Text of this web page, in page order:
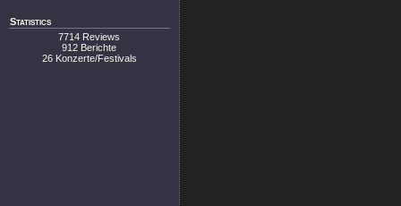
Statistics
7714 Reviews
912 Berichte
26 Konzerte/Festivals